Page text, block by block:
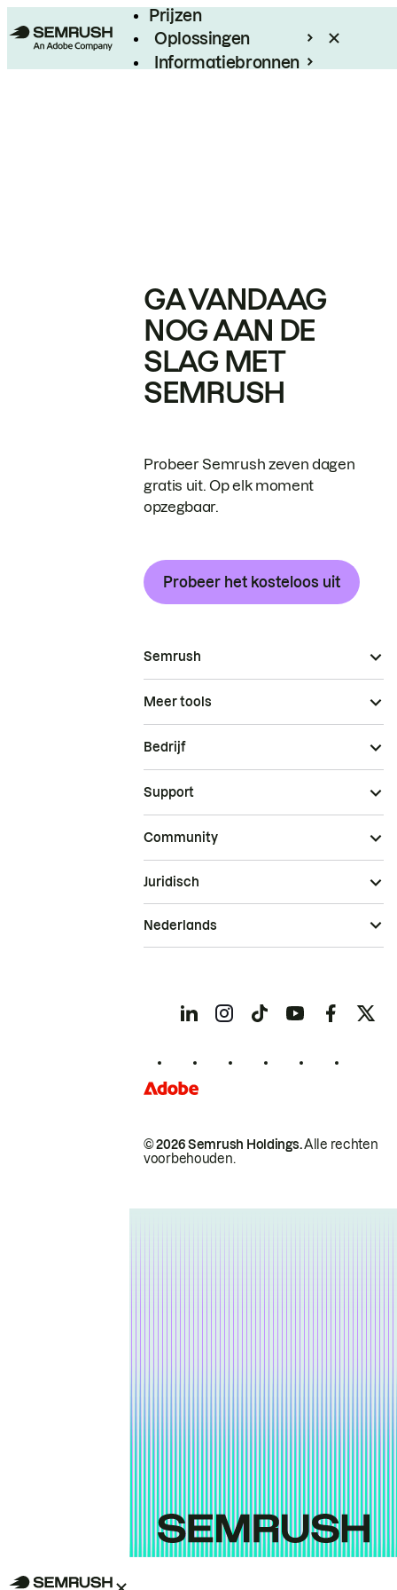
Prijzen
Oplossingen
Informatiebronnen
GA VANDAAG
NOG AAN DE
SLAG MET
SEMRUSH
Probeer Semrush zeven dagen
gratis uit. Op elk moment
opzegbaar.
Probeer het kosteloos uit
Semrush
Meer tools
Bedrijf
Support
Community
© 2026 Semrush Holdings.Alle rechten
voorbehouden.
Juridisch
Nederlands